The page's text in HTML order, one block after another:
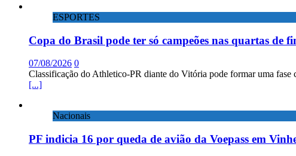
ESPORTES
Copa do Brasil pode ter só campeões nas quartas de
07/08/2026 0
Classificação do Athletico-PR diante do Vitória pode formar uma
[...]
Nacionais
PF indicia 16 por queda de avião da Voepass em